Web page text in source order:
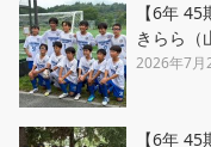
【6年
きらら（
2026年7月
【6年